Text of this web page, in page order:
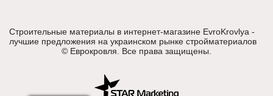
Строительные материалы в интернет-магазине EvroKrovlya -
лучшие предложения на украинском рынке стройматериалов
© Еврокровля . Все права защищены.